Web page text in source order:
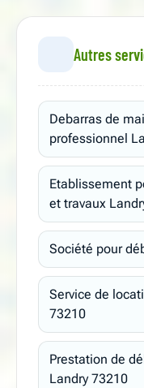
Autres
Debarras de
professionnel
Etablissement
et travaux
Société pour
Service de
73210
Prestation de
Landry 73210